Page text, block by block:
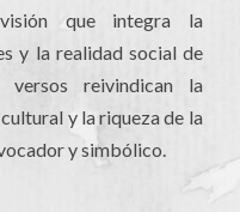
que integra la
y la realidad social de
versos reivindican la
y la riqueza de la
y simbólico.